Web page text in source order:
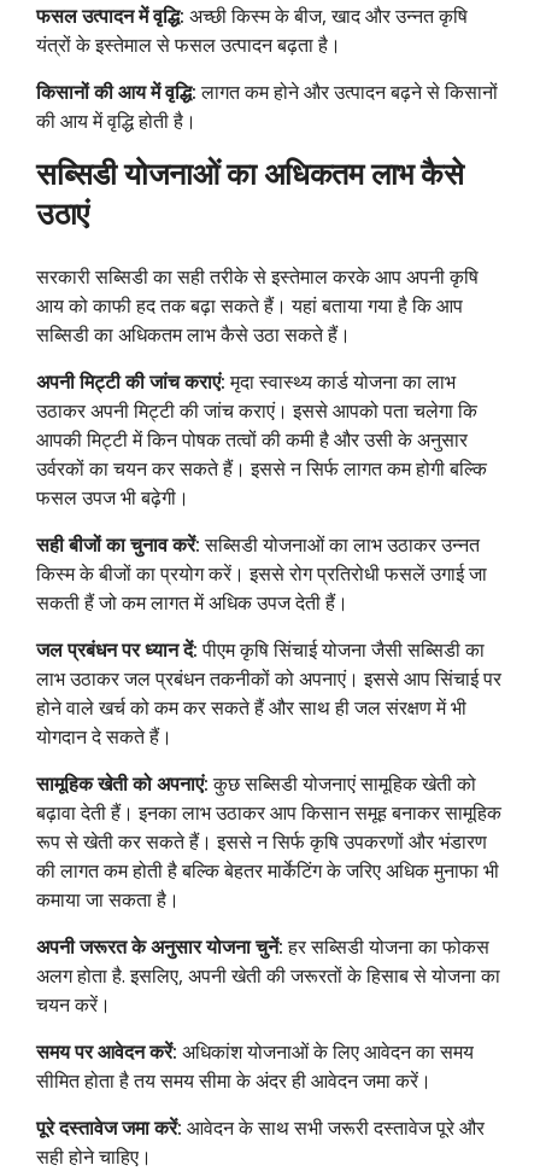
फसल उत्पादन में वृद्धि: अच्छी किस्म के बीज, खाद और उन्नत कृषि
यंत्रों के इस्तेमाल से फसल उत्पादन बढ़ता है।
किसानों की आय में वृद्धि:लागत कम होने और उत्पादन बढ़ने से किसानों
की आय में वृद्धि होती है।
सब्सिडी योजनाओं का अधिकतम लाभ कैसे
उठाएं
सरकारी सब्सिडी का सही तरीके से इस्तेमाल करके आप अपनी कृषि
आय को काफी हद तक बढ़ा सकते हैं। यहां बताया गया है कि आप
सब्सिडी का अधिकतम लाभ कैसे उठा सकते हैं।
अपनी मिट्टी की जांच कराएं:मृदा स्वास्थ्य कार्ड योजना का लाभ
उठाकर अपनी मिट्टी की जांच कराएं। इससे आपको पता चलेगा कि
आपकी मिट्टी में किन पोषक तत्वों की कमी है और उसी के अनुसार
उर्वरकों का चयन कर सकते हैं। इससे न सिर्फ लागत कम होगी बल्कि
फसल उपज भी बढ़ेगी।
सही बीजों का चुनाव करें:सब्सिडी योजनाओं का लाभ उठाकर उन्नत
किस्म के बीजों का प्रयोग करें। इससे रोग प्रतिरोधी फसलें उगाई जा
सकती हैं जो कम लागत में अधिक उपज देती हैं।
जल प्रबंधन पर ध्यान दें:पीएम कृषि सिंचाई योजना जैसी सब्सिडी का
लाभ उठाकर जल प्रबंधन तकनीकों को अपनाएं। इससे आप सिंचाई पर
होने वाले खर्च को कम कर सकते हैं और साथ ही जल संरक्षण में भी
योगदान दे सकते हैं।
सामूहिक खेती को अपनाएं:कुछ सब्सिडी योजनाएं सामूहिक खेती को
बढ़ावा देती हैं। इनका लाभ उठाकर आप किसान समूह बनाकर सामूहिक
रूप से खेती कर सकते हैं। इससे न सिर्फ कृषि उपकरणों और भंडारण
की लागत कम होती है बल्कि बेहतर मार्केटिंग के जरिए अधिक मुनाफा भी
कमाया जा सकता है।
अपनी जरूरत के अनुसार योजना चुनें:हर सब्सिडी योजना का फोकस
अलग होता है. इसलिए, अपनी खेती की जरूरतों के हिसाब से योजना का
चयन करें।
समय पर आवेदन करें: अधिकांश योजनाओं के लिए आवेदन का समय
सीमित होता है तय समय सीमा के अंदर ही आवेदन जमा करें।
पूरे दस्तावेज जमा करें: आवेदन के साथ सभी जरूरी दस्तावेज पूरे और
सही होने चाहिए।